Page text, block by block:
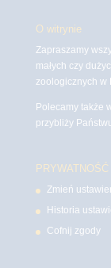
O witrynie
Zapraszamy
małych czy
zoologicznych w
Polecamy także
przybliży
PRYWATNOŚĆ
Zmień
Historia
Cofnij zgody